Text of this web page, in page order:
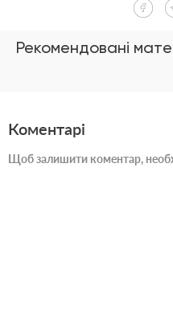
Рекомендовані
Коментарі
Щоб залишити коментар,